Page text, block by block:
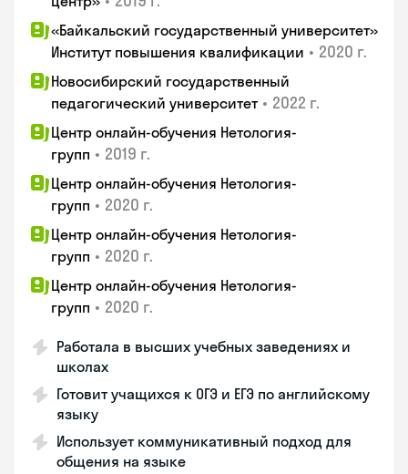
«Байкальский государственный университет»
Институт повышения квалификации • 2020 г.
Новосибирский государственный
педагогический университет • 2022 г.
Центр онлайн-обучения Нетология-
групп • 2019 г.
Центр онлайн-обучения Нетология-
групп • 2020 г.
Центр онлайн-обучения Нетология-
групп • 2020 г.
Центр онлайн-обучения Нетология-
групп • 2020 г.
Работала в высших учебных заведениях и
школах
Готовит учащихся к ОГЭ и ЕГЭ по английскому
языку
Использует коммуникативный подход для
общения на языке